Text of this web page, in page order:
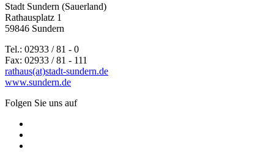
Stadt Sundern (Sauerland)
Rathausplatz 1
59846 Sundern
Tel.: 02933 / 81 - 0
Fax: 02933 / 81 - 111
rathaus(at)stadt-sundern.de
www.sundern.de
Folgen Sie uns auf